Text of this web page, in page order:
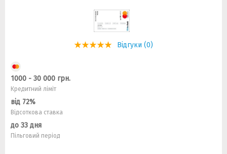
Відгуки (0)
1000 - 30 000 грн.
Кредитний ліміт
від 72%
Відсоткова ставка
до 33 дня
Пільговий період